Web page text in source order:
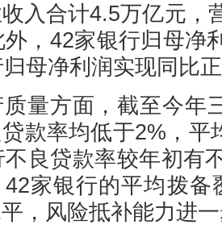
入合计4.5万亿元，
，42家银行归母净
母净利润实现同比
方面，截至今年
款率均低于2%，平
良贷款率较年初有
家银行的平均拨备
，风险抵补能力进